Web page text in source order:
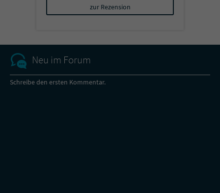
zur Rezension
Neu im Forum
Schreibe den ersten Kommentar.